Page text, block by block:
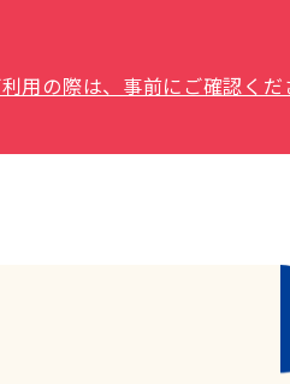
用の際は、事前にご確認くだ